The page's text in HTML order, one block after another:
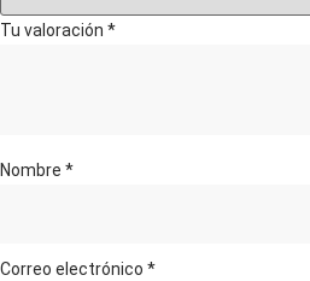
Tu valoración *
Nombre *
Correo electrónico *